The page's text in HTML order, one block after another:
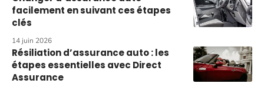
facilement en suivant ces étapes
clés
14 juin 2026
Résiliation d’assurance auto : les
étapes essentielles avec Direct
Assurance